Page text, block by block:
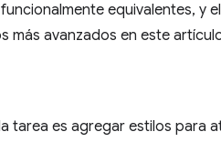
equivalentes, y
más avanzados en este
tarea es agregar estilos